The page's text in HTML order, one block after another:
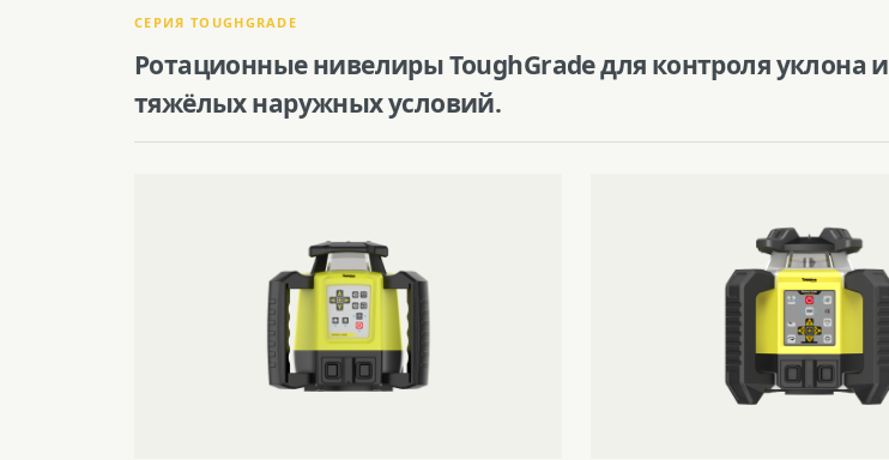
СЕРИЯ TOUGHGRADE
Ротационные нивелиры ToughGrade для контроля уклона и
тяжёлых наружных условий.